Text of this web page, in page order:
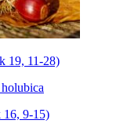
19, 11-28)
16, 9-15)